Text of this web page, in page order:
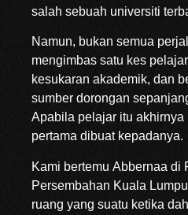
salah sebuah universiti
Namun, bukan semua
mengimbas satu kes
kesukaran akademik, dan
sumber dorongan
Apabila pelajar itu akhirnya
pertama dibuat kepadanya.
Kami bertemu Abbernaa di
Persembahan Kuala
ruang yang suatu ketika